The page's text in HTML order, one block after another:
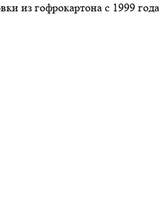
из гофрокартона с 1999 года